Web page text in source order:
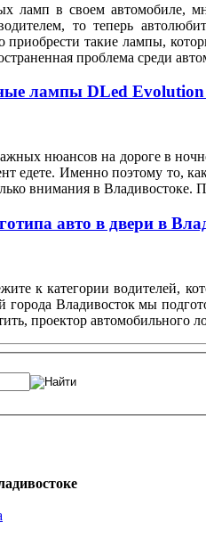
ламп в своем автомобиле,
то теперь
приобрести такие лампы,
проблема среди
лампы DLed Evolution
нюансов на дороге в
едете. Именно поэтому то,
внимания в
авто в двери в
к категории водителей,
города Владивосток мы
проектор автомобильного